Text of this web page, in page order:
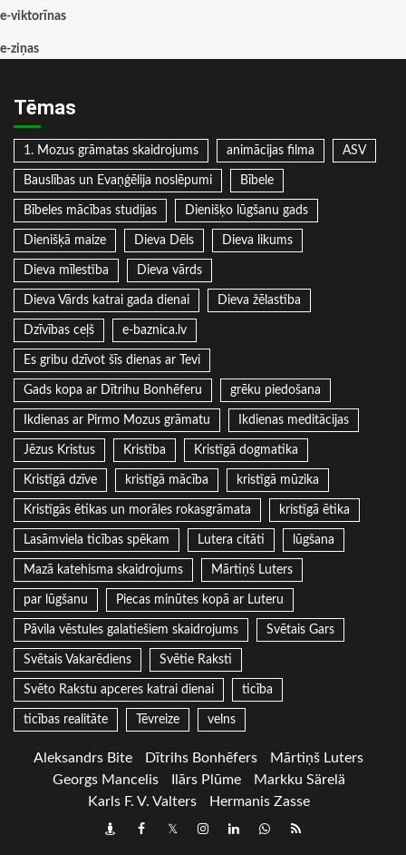
e-viktorīnas
e-ziņas
Tēmas
1. Mozus grāmatas skaidrojums animācijas filma ASV
Bauslības un Evaņģēlija noslēpumi Bībele
Bībeles mācības studijas Dienišķo lūgšanu gads
Dienišķā maize Dieva Dēls Dieva likums
Dieva mīlestība Dieva vārds
Dieva Vārds katrai gada dienai Dieva žēlastība
Dzīvības ceļš e-baznica.lv
Es gribu dzīvot šīs dienas ar Tevi
Gads kopa ar Dītrihu Bonhēferu grēku piedošana
Ikdienas ar Pirmo Mozus grāmatu Ikdienas meditācijas
Jēzus Kristus Kristība Kristīgā dogmatika
Kristīgā dzīve kristīgā mācība kristīgā mūzika
Kristīgās ētikas un morāles rokasgrāmata kristīgā ētika
Lasāmviela ticības spēkam Lutera citāti lūgšana
Mazā katehisma skaidrojums Mārtiņš Luters
par lūgšanu Piecas minūtes kopā ar Luteru
Pāvila vēstules galatiešiem skaidrojums Svētais Gars
Svētais Vakarēdiens Svētie Raksti
Svēto Rakstu apceres katrai dienai ticība
ticības realitāte Tēvreize velns
Aleksandrs Bite Dītrihs Bonhēfers
Mārtiņš Luters
Georgs Mancelis
Ilārs Plūme
Markku Särelä
Karls F. V. Valters
Hermanis Zasse
DraugiemFacebook
TwitterInstagram
LinkedInwhatsapp
RSS